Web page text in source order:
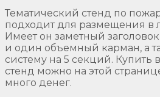
Тематический стенд по
подходит для размещения в
Имеет он заметный
и один объемный карман, а
систему на 5 секций. Купить
стенд можно на этой
много денег.